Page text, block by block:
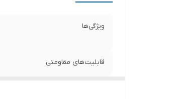
ویژگی‌ها
قابلیت‌های مقاومتی